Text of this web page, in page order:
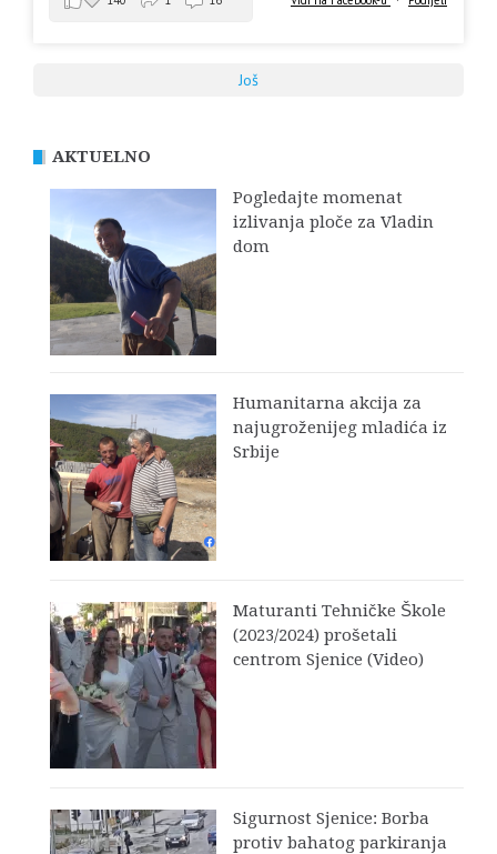
Još
AKTUELNO
Pogledajte momenat
izlivanja ploče za Vladin
dom
Humanitarna akcija za
najugroženijeg mladića iz
Srbije
Maturanti Tehničke Škole
(2023/2024) prošetali
centrom Sjenice (Video)
Sigurnost Sjenice: Borba
protiv bahatog parkiranja